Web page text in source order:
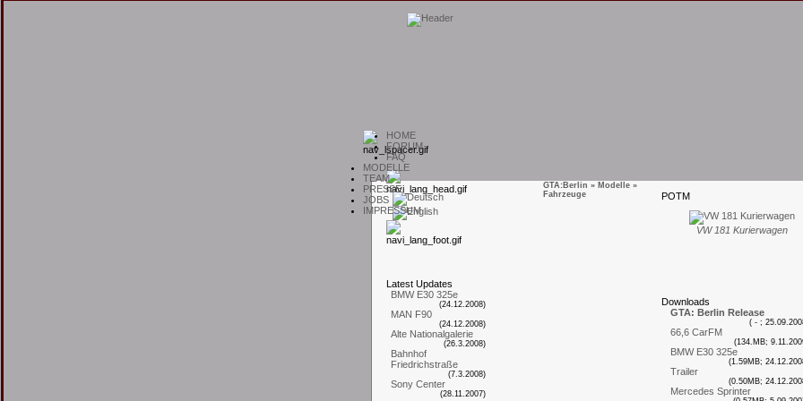
HOME
FORUM
FAQ
MODELLE
TEAM
PRESSE
JOBS
IMPRESSUM
L atest Updates
BMW E30 325e
(24.12.2008)
MAN F90
(24.12.2008)
Alte Nationalgalerie
(26.3.2008)
Bahnhof
Friedrichstraße
(7.3.2008)
Sony Center
(28.11.2007)
POTM
VW 181 Kurierwagen
Downloads
GTA: Berlin Release
( - ;
66,6 CarFM
(134.MB;
BMW E30 325e
(1.59MB;
Trailer
(0.50MB;
Mercedes Sprinter
GTA:Berlin » Modelle »
Fahrzeuge